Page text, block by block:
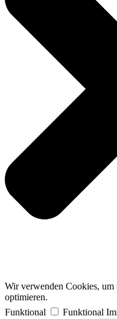
Wir verwenden Cookies, um
optimieren.
Funktional
Funktional